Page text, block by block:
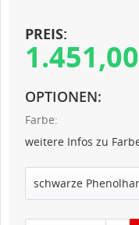
PREIS:
OPTIONEN:
Farbe:
weitere Infos zu